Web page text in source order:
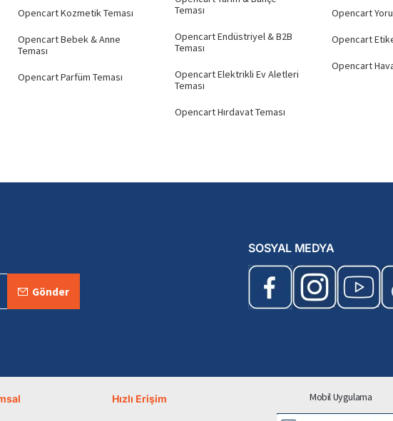
Opencart Kozmetik Teması
Opencart Bebek & Anne
Teması
Opencart Parfüm Teması
Teması
Opencart Endüstriyel & B2B
Teması
Opencart Elektrikli Ev Aletleri
Teması
Opencart Hırdavat Teması
Opencart
Opencart
Opencart
Gönder
SOSYAL MEDYA
Hızlı Erişim Mobil Uygulama